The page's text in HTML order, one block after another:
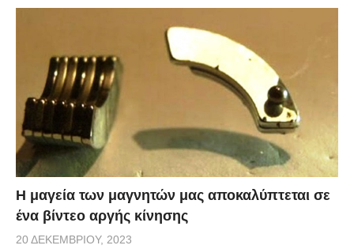
Η μαγεία των μαγνητών μας αποκαλύπτεται σε
ένα βίντεο αργής κίνησης
20 ΔΕΚΕΜΒΡΊΟΥ, 2023